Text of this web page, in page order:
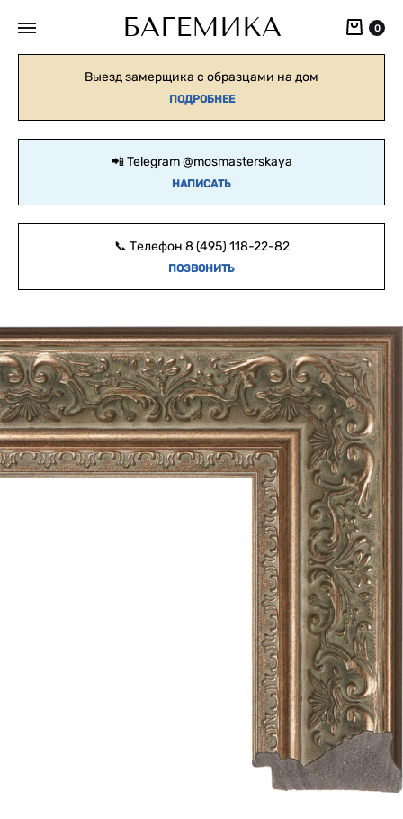
БАГЕМИКА 0
Выезд замерщика с образцами на дом
ПОДРОБНЕЕ
📲 Telegram@mosmasterskaya
НАПИСАТЬ
📞 Телефон 8 (495) 118-22-82
ПОЗВОНИТЬ